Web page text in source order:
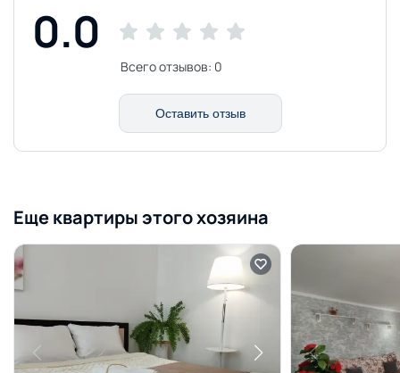
0.0
Всего отзывов: 0
Оставить отзыв
Еще квартиры этого хозяина